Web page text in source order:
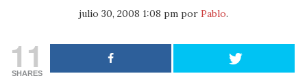
julio 30, 2008 1:08 pm por Pablo.
11
SHARES